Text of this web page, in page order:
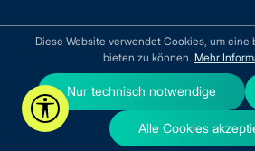
Werkzeugleiste anzeigen
Diese Website verwendet Cookies, um eine
bieten zu können. Mehr
Nur technisch notwendige
Alle Cookies